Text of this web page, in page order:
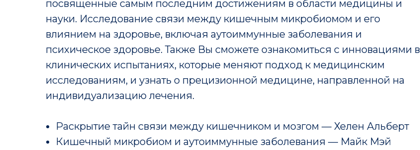
посвященные самым последним достижениям в области медицины и
науки. Исследование связи между кишечным микробиомом и его
влиянием на здоровье, включая аутоиммунные заболевания и
психическое здоровье. Также Вы сможете ознакомиться с инновациями в
клинических испытаниях, которые меняют подход к медицинским
исследованиям, и узнать о прецизионной медицине, направленной на
индивидуализацию лечения.
Раскрытие тайн связи между кишечником и мозгом — Хелен Альберт
Кишечный микробиом и аутоиммунные заболевания — Майк Мэй